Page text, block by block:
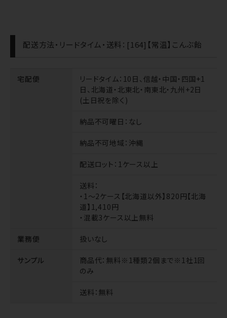
配送方法・リードタイム・送料：[164]【常温】こんぶ飴
宅配便 リードタイム：10日、信越・中国・四国+1
日、北海道・北東北・南東北・九州+2日
(土日祝を除く)
納品不可曜日 ：なし
納品不可地域 ：沖縄
配送ロット ：1ケース以上
送料：
・1～2ケース【北海道以外】820円【北海
道】1,410円
・混載3ケース以上無料
業務便 扱いなし
サンプル 商品代：無料※1種類2個まで※1社1回
のみ
送料：無料